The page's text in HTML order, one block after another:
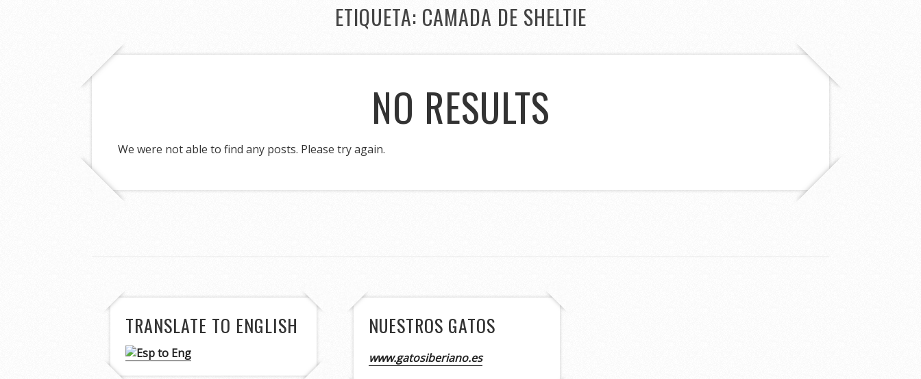
ETIQUETA: CAMADA DE SHELTIE
NO RESULTS
We were not able to find any posts. Please try again.
TRANSLATE TO ENGLISH NUESTROS GATOS
www.gatosiberiano.es